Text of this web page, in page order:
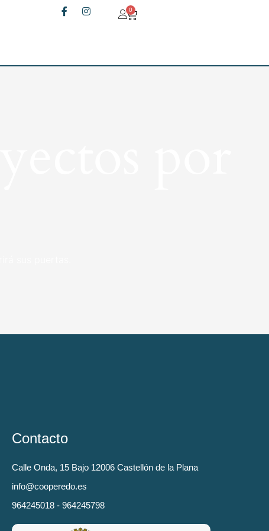
0
Contacto
Calle Onda, 15 Bajo 12006 Castellón de la Plana
info@cooperedo.es
964245018 - 964245798